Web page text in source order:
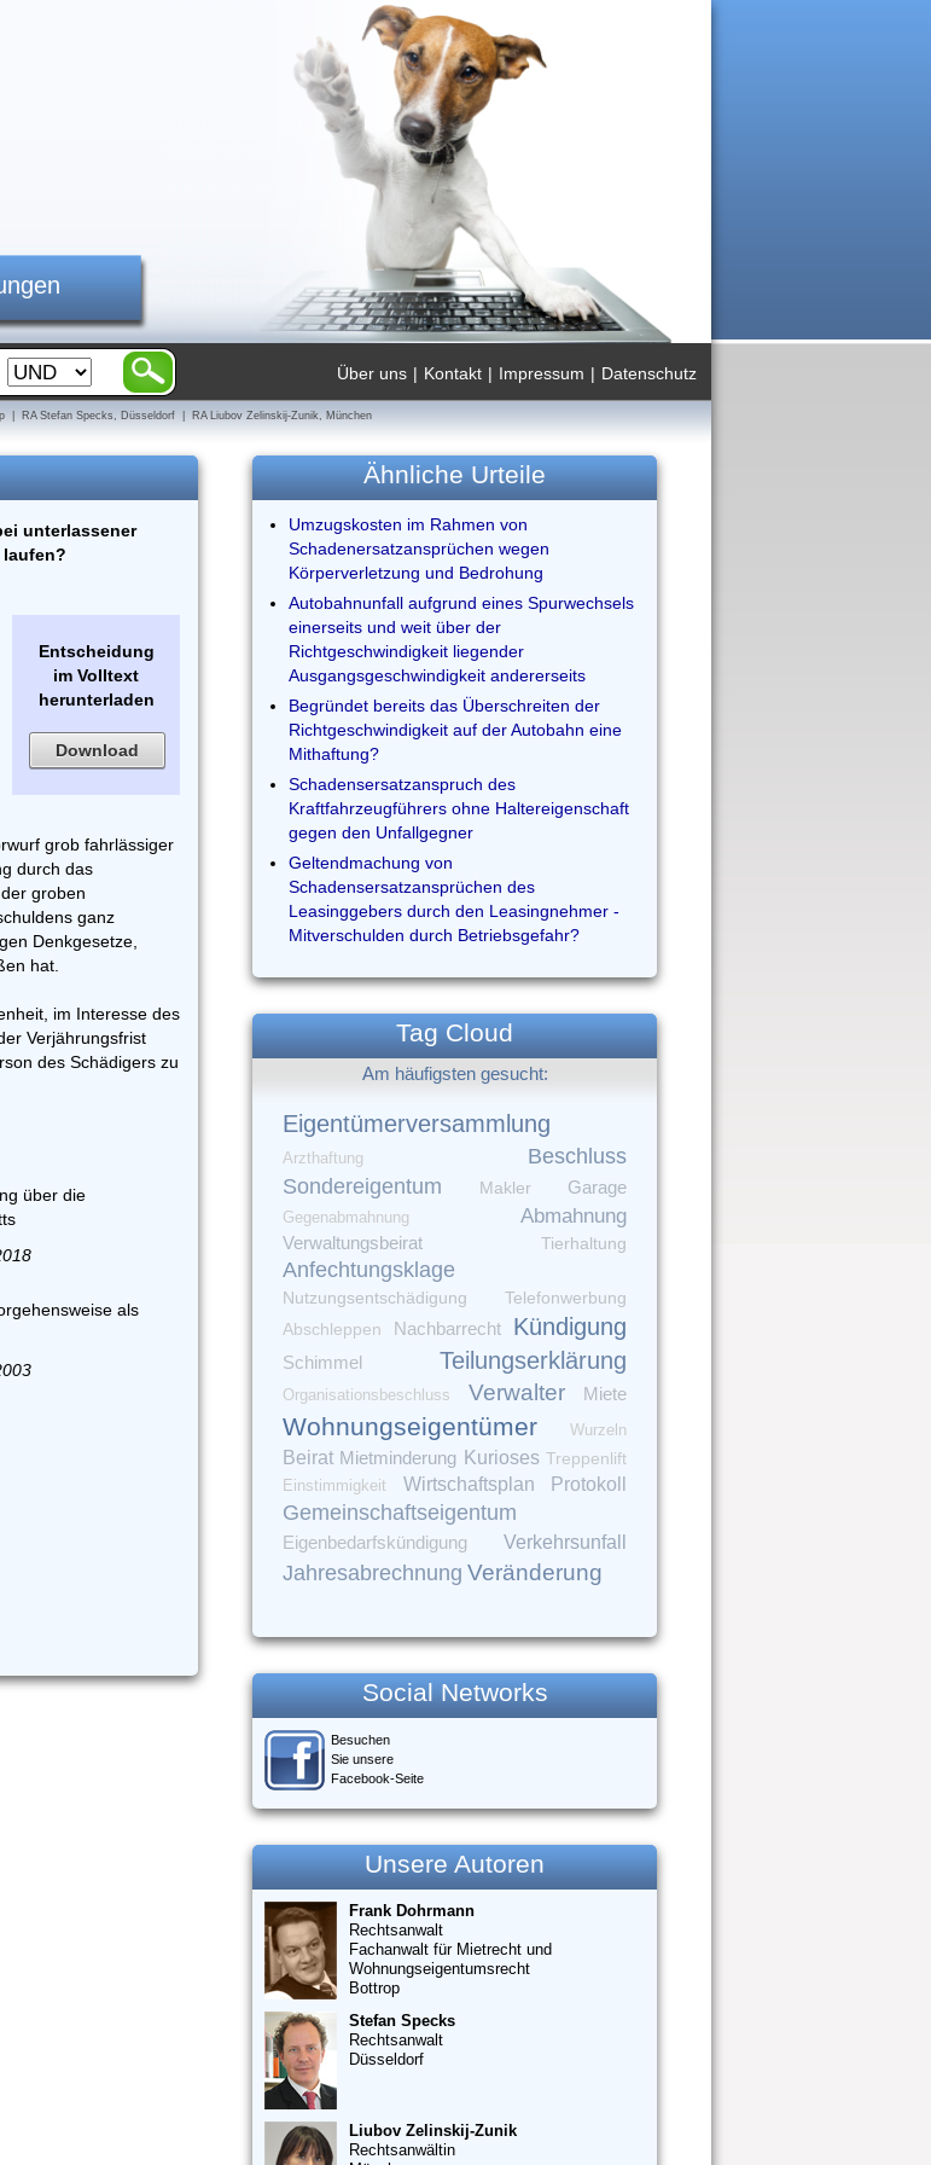
Datenschutz
|
Impressum
|
Kontakt
|
Über uns
| RA Stefan Specks, Düsseldorf | RA Liubov Zelinskij-Zunik, München
unterlassener
Entscheidung
im Volltext
herunterladen
Download
grob fahrlässiger
durch das
groben
ganz
Denkgesetze,
hat.
im Interesse des
Verjährungsfrist
des Schädigers zu
über die
als
Ähnliche Urteile
Umzugskosten im Rahmen von
Schadenersatzansprüchen wegen
Körperverletzung und Bedrohung
Autobahnunfall aufgrund eines Spurwechsels
einerseits und weit über der
Richtgeschwindigkeit liegender
Ausgangsgeschwindigkeit andererseits
Begründet bereits das Überschreiten der
Richtgeschwindigkeit auf der Autobahn eine
Mithaftung?
Schadensersatzanspruch des
Kraftfahrzeugführers ohne Haltereigenschaft
gegen den Unfallgegner
Geltendmachung von
Schadensersatzansprüchen des
Leasinggebers durch den Leasingnehmer -
Mitverschulden durch Betriebsgefahr?
Tag Cloud
Am häufigsten gesucht:
Eigentümerversammlung
Arzthaftung Beschluss
Sondereigentum Makler Garage
Gegenabmahnung Abmahnung
Verwaltungsbeirat Tierhaltung
Anfechtungsklage
Nutzungsentschädigung Telefonwerbung
Abschleppen Nachbarrecht Kündigung
Schimmel Teilungserklärung
Organisationsbeschluss Verwalter Miete
Wohnungseigentümer Wurzeln
Beirat Mietminderung Kurioses Treppenlift
Einstimmigkeit
Wirtschaftsplan Protokoll
Gemeinschaftseigentum
Eigenbedarfskündigung Verkehrsunfall
Jahresabrechnung Veränderung
Social Networks
Besuchen
Sie unsere
Facebook-Seite
Unsere Autoren
Frank Dohrmann
Rechtsanwalt
Fachanwalt für Mietrecht und
Wohnungseigentumsrecht
Bottrop
Stefan Specks
Rechtsanwalt
Düsseldorf
Liubov Zelinskij-Zunik
Rechtsanwältin